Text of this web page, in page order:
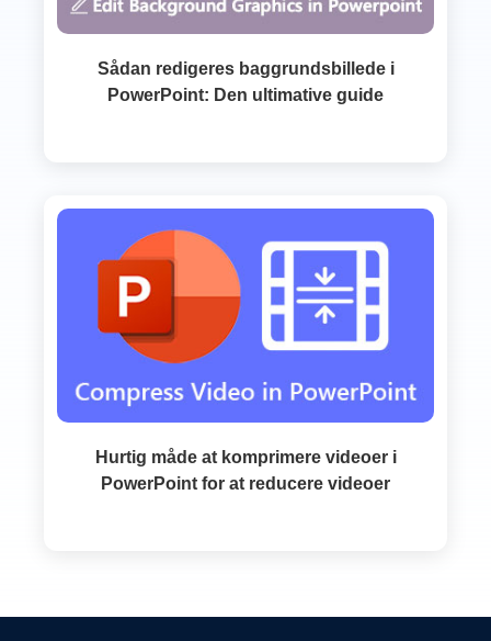
Sådan redigeres baggrundsbillede i
PowerPoint: Den ultimative guide
Hurtig måde at komprimere videoer i
PowerPoint for at reducere videoer